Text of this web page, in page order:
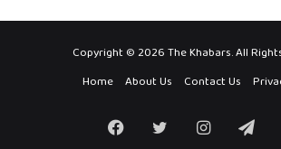
Copyright © 2026 The Khabars. All
Home
About Us Contact Us
FacebookTwitterInstagram